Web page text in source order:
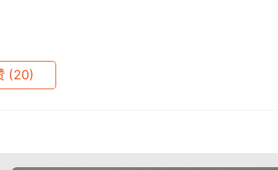
(20)